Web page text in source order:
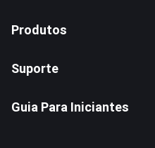
Produtos
Suporte
Guia Para Iniciantes